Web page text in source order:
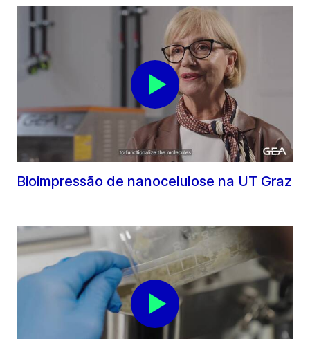
Bioimpressão de nanocelulose na UT Graz